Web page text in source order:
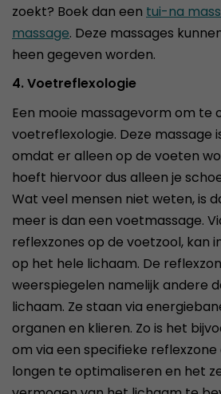
zoekt? Boek dan een tui-na
massage. Deze massages
heen gegeven worden.
4. Voetreflexologie
Een mooie massagevorm om te
voetreflexologie. Deze massage
omdat er alleen op de voeten
hoeft hiervoor dus alleen je
Wat veel mensen niet weten, is
meer is dan een voetmassage.
reflexzones op de voetzool, kan
op het hele lichaam. De
weerspiegelen namelijk andere
lichaam. Ze staan via
organen en klieren. Zo is het
om via een specifieke
longen te optimaliseren en het